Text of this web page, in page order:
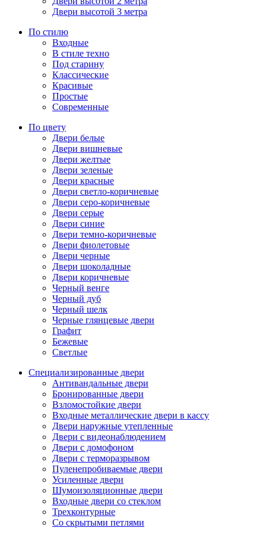
Двери высотой 3 метра
По стилю
Входные
В стиле техно
Под старину
Классические
Красивые
Простые
Современные
По цвету
Двери белые
Двери вишневые
Двери желтые
Двери зеленые
Двери красные
Двери светло-коричневые
Двери серо-коричневые
Двери серые
Двери синие
Двери темно-коричневые
Двери фиолетовые
Двери черные
Двери шоколадные
Двери коричневые
Черный венге
Черный дуб
Черный шелк
Черные глянцевые двери
Графит
Бежевые
Светлые
Специализированные двери
Антивандальные двери
Бронированные двери
Взломостойкие двери
Входные металлические двери в кассу
Двери наружные утепленные
Двери с видеонаблюдением
Двери с домофоном
Двери с терморазрывом
Пуленепробиваемые двери
Усиленные двери
Шумоизоляционные двери
Входные двери со стеклом
Трехконтурные
Со скрытыми петлями